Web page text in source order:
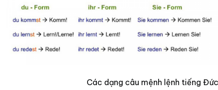
Các dạng câu mệnh lệnh tiếng Đức